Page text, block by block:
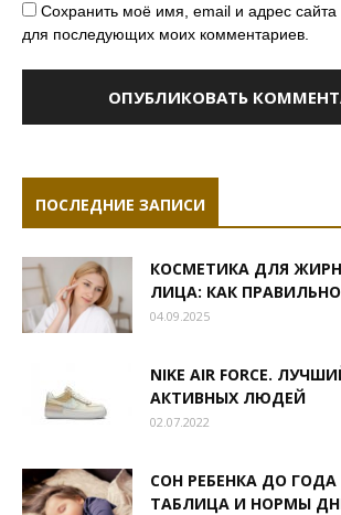
Сохранить моё имя, email и адрес сайта
для последующих моих комментариев.
ПОСЛЕДНИЕ ЗАПИСИ
КОСМЕТИКА ДЛЯ
ЛИЦА: КАК
04.09.2025
NIKE AIR FORCE.
АКТИВНЫХ ЛЮДЕЙ
02.07.2022
СОН РЕБЕНКА ДО
ТАБЛИЦА И НОРМЫ